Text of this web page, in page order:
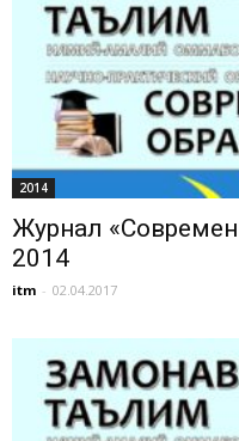
2014
Журнал
2014
itm - 02.04.2017